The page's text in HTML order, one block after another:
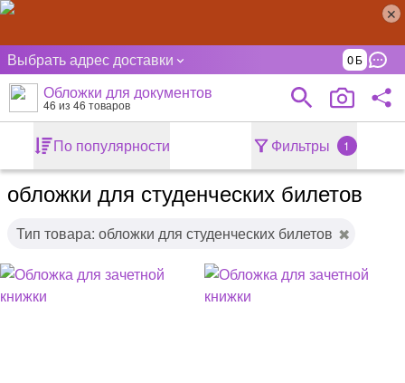
Выбрать адрес доставки 0
Обложки для документов
46 из 46 товаров
По популярности Фильтры 1
обложки для студенческих билетов
Тип товара: обложки для студенческих билетов